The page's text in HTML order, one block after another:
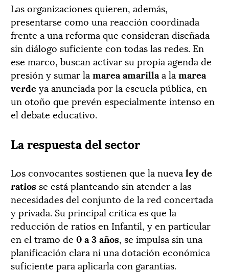
Las organizaciones quieren, además,
presentarse como una reacción coordinada
frente a una reforma que consideran diseñada
sin diálogo suficiente con todas las redes. En
ese marco, buscan activar su propia agenda de
presión y sumar la marea amarilla a la marea
verde ya anunciada por la escuela pública, en
un otoño que prevén especialmente intenso en
el debate educativo.
La respuesta del sector
Los convocantes sostienen que la nueva ley de
ratios se está planteando sin atender a las
necesidades del conjunto de la red concertada
y privada. Su principal crítica es que la
reducción de ratios en Infantil, y en particular
en el tramo de 0 a 3 años, se impulsa sin una
planificación clara ni una dotación económica
suficiente para aplicarla con garantías.